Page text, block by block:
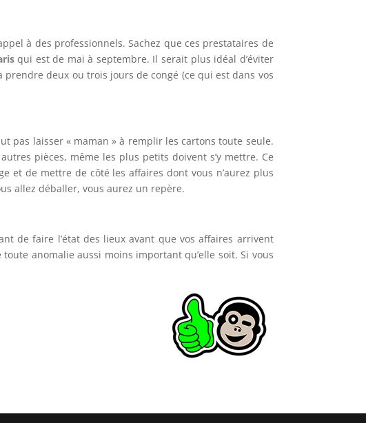
à des professionnels. Sachez que ces prestataires de
qui est de mai à septembre. Il serait plus idéal d’éviter
deux ou trois jours de congé (ce qui est dans vos
pas laisser « maman » à remplir les cartons toute seule.
pièces, même les plus petits doivent s’y mettre. Ce
et de mettre de côté les affaires dont vous n’aurez plus
allez déballer, vous aurez un repère.
de faire l’état des lieux avant que vos affaires arrivent
anomalie aussi moins important qu’elle soit. Si vous